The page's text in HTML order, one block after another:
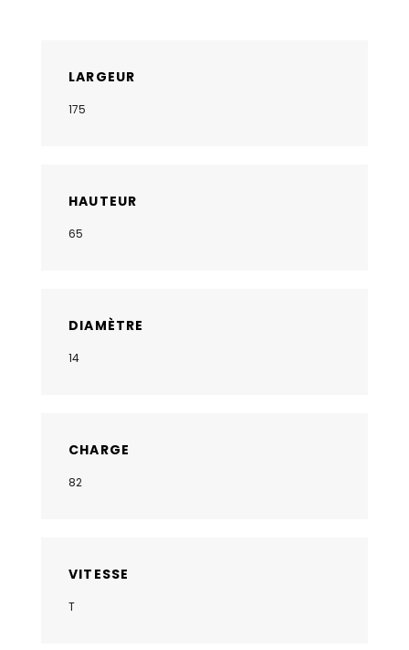
LARGEUR
175
HAUTEUR
65
DIAMÈTRE
14
CHARGE
82
VITESSE
T